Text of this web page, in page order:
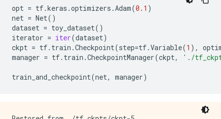
opt = tf.keras .optimizers .Adam(0.1 )
net = Net()
dataset = toy_dataset()
iterator = iter(dataset)
ckpt = tf. train .Checkpoint(step=tf.Variable(1 ),
manager = tf. train .CheckpointManager(ckpt, './
train_and_checkpoint(net, manager)